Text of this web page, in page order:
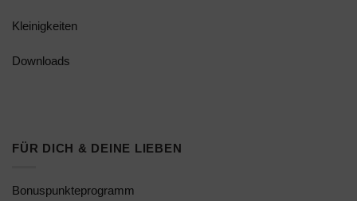
Kleinigkeiten
Downloads
FÜR DICH & DEINE LIEBEN
Bonuspunkteprogramm